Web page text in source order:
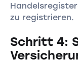
zu registrieren.
Schritt 4: